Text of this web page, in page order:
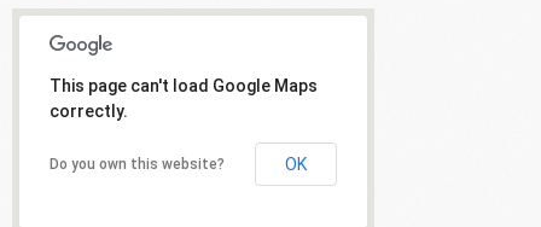
This page can't load Google Maps
correctly.
Do you own this website? OK